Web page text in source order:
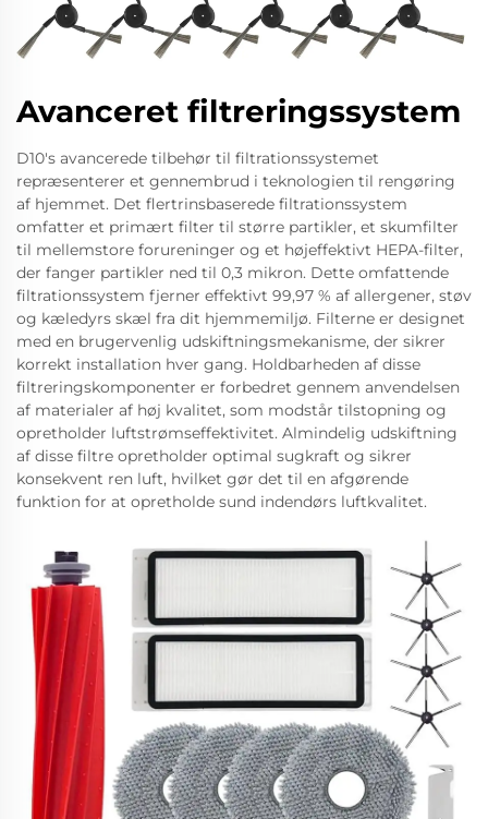
Avanceret filtreringssystem
D10's avancerede tilbehør til filtrationssystemet
repræsenterer et gennembrud i teknologien til rengøring
af hjemmet. Det flertrinsbaserede filtrationssystem
omfatter et primært filter til større partikler, et skumfilter
til mellemstore forureninger og et højeffektivt HEPA-filter,
der fanger partikler ned til 0,3 mikron. Dette omfattende
filtrationssystem fjerner effektivt 99,97 % af allergener, støv
og kæledyrs skæl fra dit hjemmemiljø. Filterne er designet
med en brugervenlig udskiftningsmekanisme, der sikrer
korrekt installation hver gang. Holdbarheden af disse
filtreringskomponenter er forbedret gennem anvendelsen
af materialer af høj kvalitet, som modstår tilstopning og
opretholder luftstrømseffektivitet. Almindelig udskiftning
af disse filtre opretholder optimal sugkraft og sikrer
konsekvent ren luft, hvilket gør det til en afgørende
funktion for at opretholde sund indendørs luftkvalitet.